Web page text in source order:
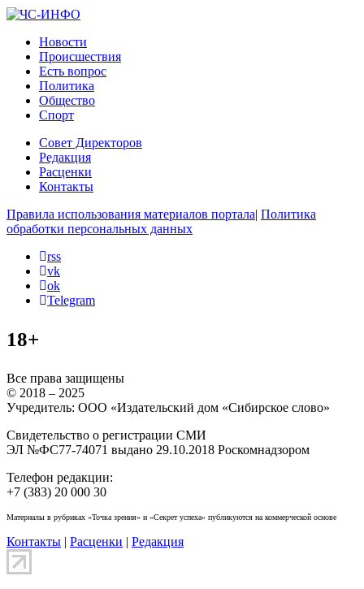
Новости
Происшествия
Есть вопрос
Политика
Общество
Спорт
Совет Директоров
Редакция
Расценки
Контакты
Правила использования материалов портала| Политика
обработки персональных данных
rss
vk
ok
Telegram
18+
Все права защищены
© 2018 – 2025
Учредитель: ООО «Издательский дом «Сибирское слово»
Свидетельство о регистрации СМИ
ЭЛ №ФС77-74071 выдано 29.10.2018 Роскомнадзором
Телефон редакции:
+7 (383) 20 000 30
Материалы в рубриках «Точка зрения» и «Секрет успеха» публикуются на коммерческой основе
Контакты | Расценки | Редакция